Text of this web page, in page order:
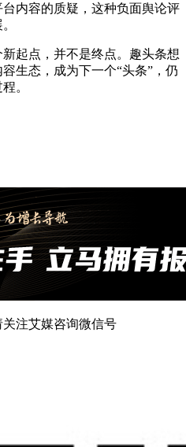
内容的质疑，这种负面舆论评
点，并不是终点。趣头条想
生态，成为下一个“头条”，仍
。
注艾媒咨询微信号